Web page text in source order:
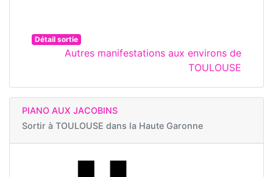
Détail sortie
Autres manifestations aux environs de
TOULOUSE
PIANO AUX JACOBINS
Sortir à TOULOUSE dans la Haute Garonne